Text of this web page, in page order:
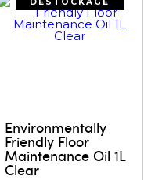
Environmentally
Friendly Floor
Maintenance Oil 1L
Clear